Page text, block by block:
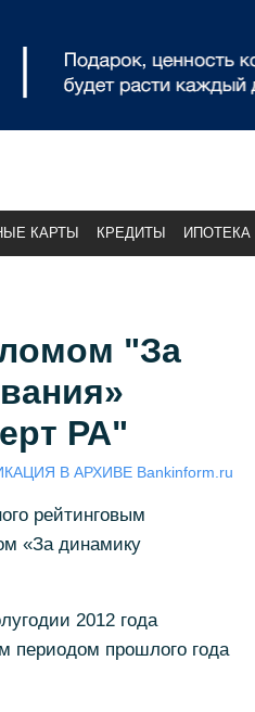
КАРТЫ КРЕДИТЫ ИПОТЕКА
"За
РА"
В АРХИВЕ Bankinform.ru
рейтинговым
«За динамику
2012 года
периодом прошлого года